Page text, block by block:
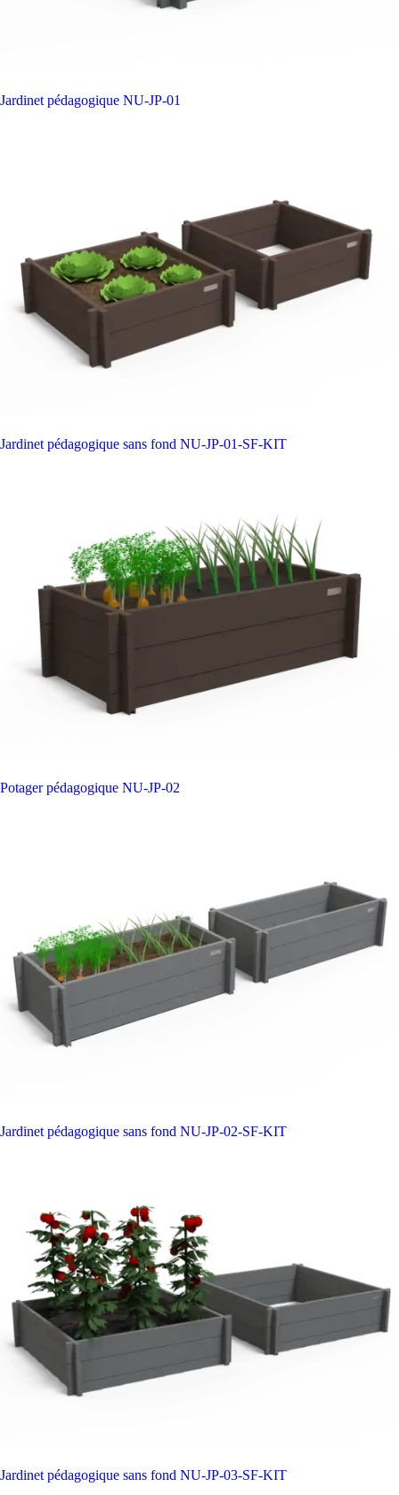
Jardinet pédagogique NU-JP-01
Jardinet pédagogique sans fond NU-JP-01-SF-KIT
Potager pédagogique NU-JP-02
Jardinet pédagogique sans fond NU-JP-02-SF-KIT
Jardinet pédagogique sans fond NU-JP-03-SF-KIT